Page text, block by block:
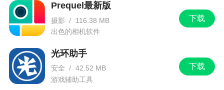
下载
Prequel最新版
摄影 /
116.38 MB
出色的相机软件
下载
光环助手
安全 / 42.52 MB
游戏辅助工具